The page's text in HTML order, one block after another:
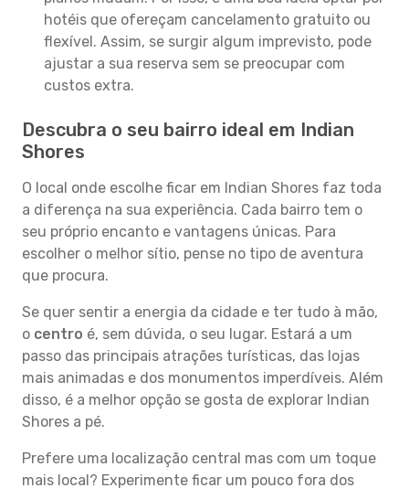
hotéis que ofereçam cancelamento gratuito ou
flexível. Assim, se surgir algum imprevisto, pode
ajustar a sua reserva sem se preocupar com
custos extra.
Descubra o seu bairro ideal em Indian
Shores
O local onde escolhe ficar em Indian Shores faz toda
a diferença na sua experiência. Cada bairro tem o
seu próprio encanto e vantagens únicas. Para
escolher o melhor sítio, pense no tipo de aventura
que procura.
Se quer sentir a energia da cidade e ter tudo à mão,
o centro é, sem dúvida, o seu lugar. Estará a um
passo das principais atrações turísticas, das lojas
mais animadas e dos monumentos imperdíveis. Além
disso, é a melhor opção se gosta de explorar Indian
Shores a pé.
Prefere uma localização central mas com um toque
mais local? Experimente ficar um pouco fora dos